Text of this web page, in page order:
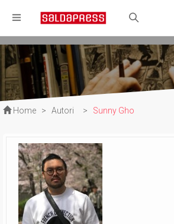
Registrati
Login
Home > Autori > Sunny Gho